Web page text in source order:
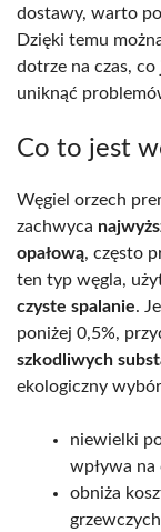
dostawy, warto
Dzięki temu
dotrze na czas,
uniknąć
Co to jest
Węgiel orzech
zachwyca
opałową, często
ten typ węgla,
czyste spalanie.
poniżej 0,5%,
szkodliwych
ekologiczny
niewielki
wpływa na
obniża